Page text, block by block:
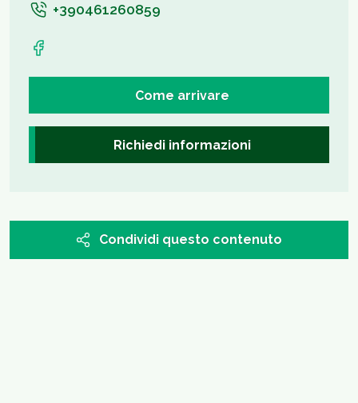
+390461260859
Come arrivare
Richiedi informazioni
Condividi questo contenuto